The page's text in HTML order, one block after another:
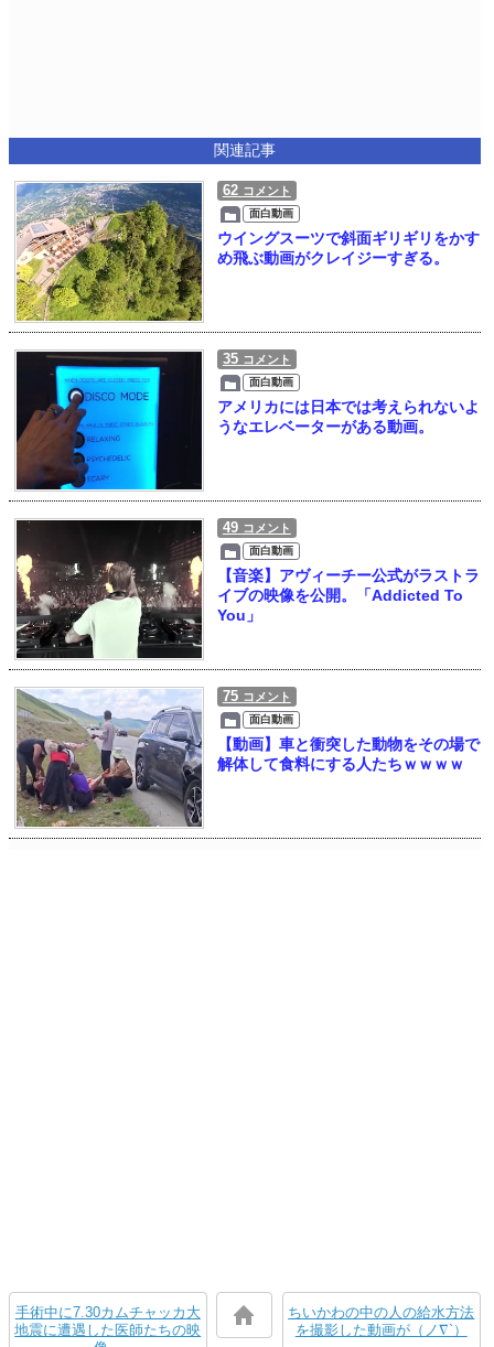
関連記事
62 コメント
面白動画
ウイングスーツで斜面ギリギリをかす
め飛ぶ動画がクレイジーすぎる。
35 コメント
面白動画
アメリカには日本では考えられないよ
うなエレベーターがある動画。
49 コメント
面白動画
【音楽】アヴィーチー公式がラストラ
イブの映像を公開。「Addicted To
You」
75 コメント
面白動画
【動画】車と衝突した動物をその場で
解体して食料にする人たちｗｗｗｗ
手術中に7.30カムチャッカ大
地震に遭遇した医師たちの映
ちいかわの中の人の給水方法
を撮影した動画が（ノ∇`）